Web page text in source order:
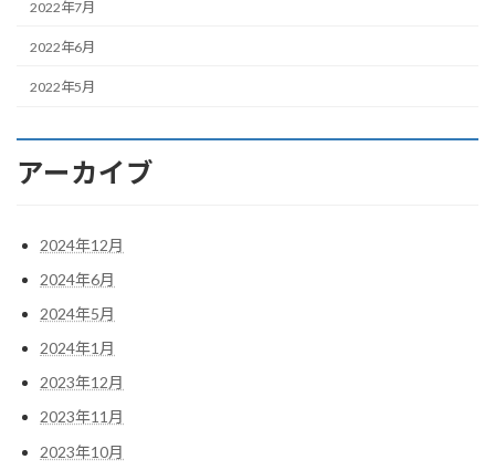
2022年7月
2022年6月
2022年5月
アーカイブ
2024年12月
2024年6月
2024年5月
2024年1月
2023年12月
2023年11月
2023年10月